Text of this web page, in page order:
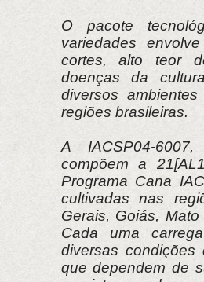
O pacote
variedades
cortes, alto teor
doenças da
diversos
regiões brasileiras.
A IACSP04-
compõem a
Programa Cana
cultivadas nas
Gerais, Goiás,
Cada uma
diversas condições
que dependem de